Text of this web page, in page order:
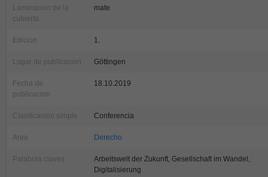
Laminacion de la
cubierta
mate
Edicion 1.
Lugar de publicacion Göttingen
Fecha de
publicacion
18.10.2019
Clasificacion simple Conferencia
Area Derecho
Palabras claves
Arbeitswelt der Zukunft, Gesellschaft im Wandel,
Digitalisierung